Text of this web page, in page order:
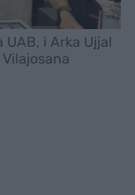
i Arka Ujjal